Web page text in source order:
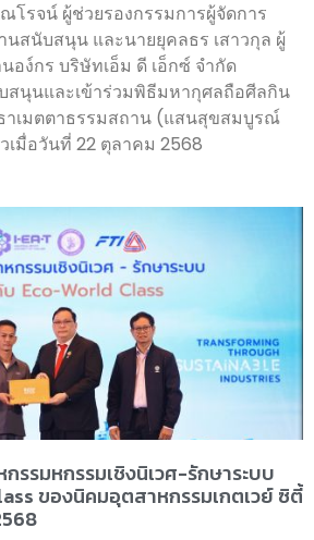
โรจน์ ผู้ช่วยรองกรรมการผู้จัดการ
สนับสนุน และนายยุคลธร เสาวกุล ผู้
อง์กร บริษัทเอ็ม ดี เอ็กซ์ จำกัด
นุนและเข้าร่วมพิธีมหากุศลถือศีลกิน
าเมตตาธรรมสถาน (แสนสุขสมบูรณ์
เมื่อวันที่ 22 ตุลาคม 2568
รรมหกรรมเชิงนิเวศ-รักษาระบบ
ของนิคมอุตสาหกรรมเกตเวย์ ซิตี้